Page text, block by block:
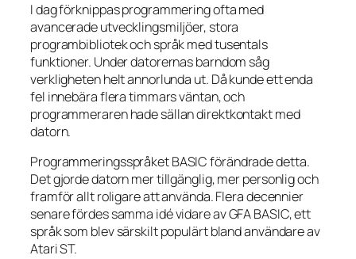
I dag förknippas programmering ofta med
avancerade utvecklingsmiljöer, stora
programbibliotek och språk med tusentals
funktioner. Under datorernas barndom såg
verkligheten helt annorlunda ut. Då kunde ett enda
fel innebära flera timmars väntan, och
programmeraren hade sällan direktkontakt med
datorn.
Programmeringsspråket BASIC förändrade detta.
Det gjorde datorn mer tillgänglig, mer personlig och
framför allt roligare att använda. Flera decennier
senare fördes samma idé vidare av GFA BASIC, ett
språk som blev särskilt populärt bland användare av
Atari ST.